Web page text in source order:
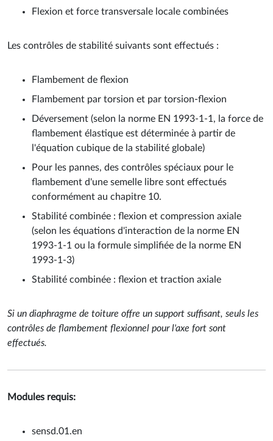
Flexion et force transversale locale combinées
Les contrôles de stabilité suivants sont effectués :
Flambement de flexion
Flambement par torsion et par torsion-flexion
Déversement (selon la norme EN 1993-1-1, la force de
flambement élastique est déterminée à partir de
l'équation cubique de la stabilité globale)
Pour les pannes, des contrôles spéciaux pour le
flambement d'une semelle libre sont effectués
conformément au chapitre 10.
Stabilité combinée : flexion et compression axiale
(selon les équations d'interaction de la norme EN
1993-1-1 ou la formule simplifiée de la norme EN
1993-1-3)
Stabilité combinée : flexion et traction axiale
Si un diaphragme de toiture offre un support suffisant, seuls les
contrôles de flambement flexionnel pour l'axe fort sont
effectués.
Modules requis:
sensd.01.en